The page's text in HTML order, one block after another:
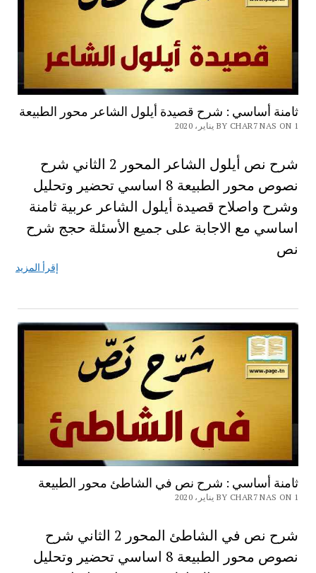
ثامنة أساسي : شرح قصيدة أيلول الشاعر محور الطبيعة
BY CHAR7 NAS ON 1 يناير، 2020
شرح نص أيلول الشاعر المحور 2 الثاني شرح
نصوص محور الطبيعة 8 اساسي تحضير وتحليل
وشرح واصلاح قصيدة أيلول الشاعر عربية ثامنة
اساسي مع الاجابة على جميع الأسئلة حجج شرح
نص
إقرأ المزيد
ثامنة أساسي : شرح نص في الشاطئ محور الطبيعة
BY CHAR7 NAS ON 1 يناير، 2020
شرح نص في الشاطئ المحور 2 الثاني شرح
نصوص محور الطبيعة 8 اساسي تحضير وتحليل